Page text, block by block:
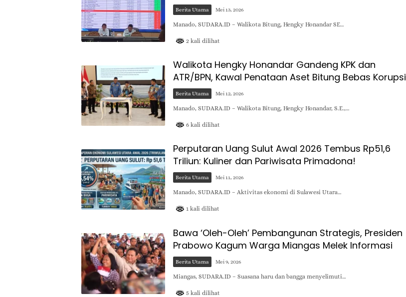
Berita Utama Mei 13, 2026
Manado, SUDARA.ID – Walikota Bitung, Hengky Honandar SE…
2 kali dilihat
Walikota Hengky Honandar Gandeng KPK dan
ATR/BPN, Kawal Penataan Aset Bitung Bebas Korupsi
Berita Utama Mei 12, 2026
Manado, SUDARA.ID – Walikota Bitung, Hengky Honandar, S.E.,…
6 kali dilihat
Perputaran Uang Sulut Awal 2026 Tembus Rp51,6
Triliun: Kuliner dan Pariwisata Primadona!
Berita Utama Mei 11, 2026
Manado, SUDARA.ID – Aktivitas ekonomi di Sulawesi Utara…
1 kali dilihat
Bawa ‘Oleh-Oleh’ Pembangunan Strategis, Presiden
Prabowo Kagum Warga Miangas Melek Informasi
Berita Utama Mei 9, 2026
Miangas, SUDARA.ID – Suasana haru dan bangga menyelimuti…
5 kali dilihat